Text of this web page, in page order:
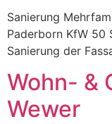
Sanierung
Paderborn KfW 50
Sanierung der
Wohn- &
Wewer